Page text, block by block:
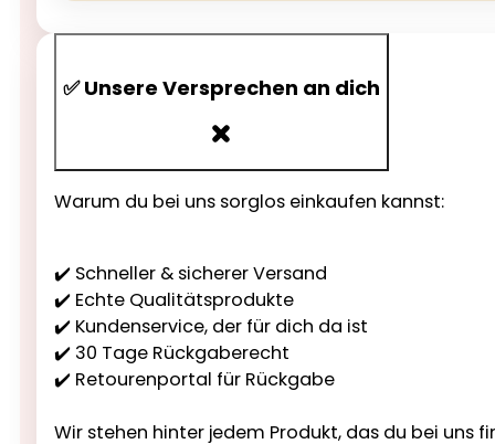
✅ Unsere Versprechen an dich
Warum du bei uns sorglos einkaufen kannst:
✔️ Schneller & sicherer Versand
✔️ Echte Qualitätsprodukte
✔️ Kundenservice, der für dich da ist
✔️ 30 Tage Rückgaberecht
✔️ Retourenportal für Rückgabe
Wir stehen hinter jedem Produkt, das du bei uns